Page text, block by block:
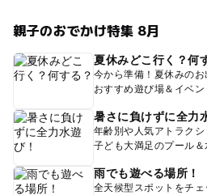
親子のおでかけ特集 8月
夏休みどこ行く？何
今から準備！夏休みの
おすすめ遊び場＆イベン
暑さに負けずに全力
年齢別や人気アトラク
子ども大満足のプール＆
雨でも遊べる場所！
全天候型スポットをチェ